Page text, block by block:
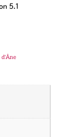
5.1
d'Âne